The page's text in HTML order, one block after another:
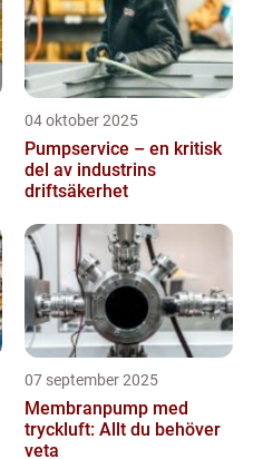
04 oktober 2025
Pumpservice – en kritisk
del av industrins
driftsäkerhet
07 september 2025
Membranpump med
tryckluft: Allt du behöver
veta